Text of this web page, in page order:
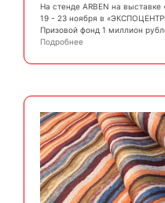
На стенде ARBEN на
19 - 23 ноября в
Призовой фонд 1 миллион
Подробнее